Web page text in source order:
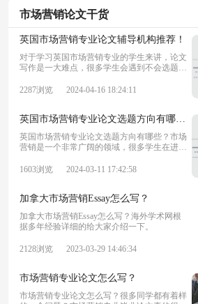
市场营销论文干货
英国市场营销专业论文辅导机构推荐！
对于学习英国市场营销专业的学生来讲，论文
写作是一大难点，很多学生会遇到不会选题、
的论文辅导机构提供辅导帮助。今天为大家推
2287浏览 2024-04-16 18:24:11
英国市场营销专业论文选题方向有哪些？
英国市场营销专业论文选题方向有哪些？市场
营销是一个非常广阔的领域，很多学生在进行
么选，选择一个合适的论文选题方向至关重
向可
1603浏览 2024-03-11 17:42:58
加拿大市场营销Essay怎么写？
加拿大市场营销Essay怎么写？海外学术网根
据多年经验详细的给大家介绍一下。
2128浏览 2023-03-29 14:46:34
市场营销专业论文怎么写？
市场营销专业论文怎么写？很多同学都有着样